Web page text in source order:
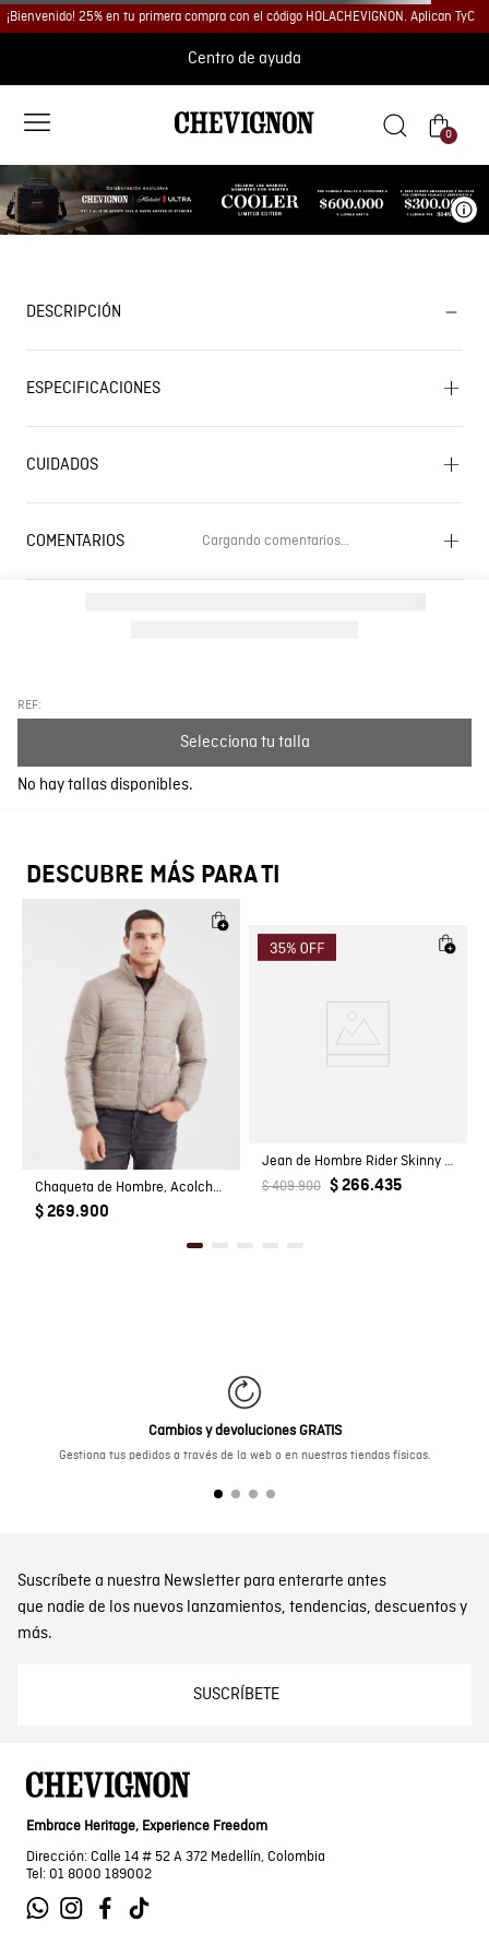
¡Bienvenido! 25% en tu primera compra con el código HOLACHEVIGNON. Aplican TyC
Centro de ayuda
0
REF:
Selecciona tu talla
No hay tallas disponibles.
DESCRIPCIÓN
ESPECIFICACIONES
CUIDADOS
COMENTARIOS Cargando comentarios…
Cargando el resumen…
DESCUBRE MÁS PARA TI
Chaqueta de Hombre, Acolchada - TOGS
$ 269.900
Jean de Hombre Rider Skinny Fit Tiro Bajo Lavado Medio Rotos Detalles en Costuras en Mezcla de Algodón
$ 409.900 $ 266.435
Cambios y devoluciones GRATIS
Gestiona tus pedidos a través de la web o en nuestras tiendas físicas.
Suscríbete a nuestra Newsletter para enterarte antes
que nadie de los nuevos lanzamientos, tendencias, descuentos y
más.
SUSCRÍBETE
Embrace Heritage, Experience Freedom
Dirección: Calle 14 # 52 A 372 Medellín, Colombia
Tel: 01 8000 189002